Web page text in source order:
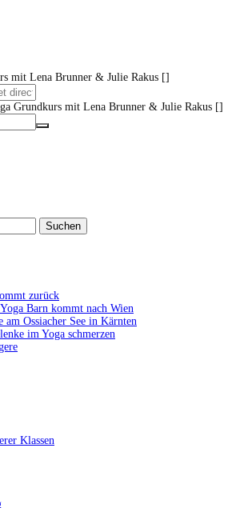
mit Lena Brunner & Julie Rakus []
Grundkurs mit Lena Brunner & Julie Rakus []
zurück
Barn kommt nach Wien
am Ossiacher See in Kärnten
im Yoga schmerzen
Klassen